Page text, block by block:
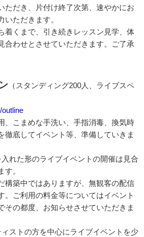
ただき、片付け終了次第、速やかにお
いただきます。
着くまで、引き続きレッスン見学、体
合わせとさせていただきます。ご了承
（スタンディング200人、ライブスペ
、こまめな手洗い、手指消毒、換気時
徹底してイベント等、準備していきま
入れた形のライブイベントの開催は見合
。
構築中ではありますが、無観客の配信
。ご利用の料金等についてはイベント
その都度、お知らせさせていただきま
ィストの方を中心にライブイベントを少